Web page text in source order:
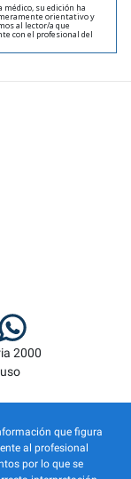
su edición ha
orientativo y
al lector/a que
con el profesional del
2000
que figura
al profesional
por lo que se